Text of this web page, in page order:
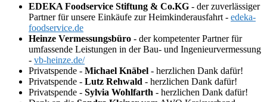
EDEKA Foodservice Stiftung & Co.KG - der zuverlässiger
Partner für unsere Einkäufe zur Heimkinderausfahrt - edeka-
foodservice.de
Heinze Vermessungsbüro - der kompetenter Partner für
umfassende Leistungen in der Bau- und Ingenieurvermessung
- vb-heinze.de/
Privatspende - Michael Knäbel - herzlichen Dank dafür!
Privatspende - Lutz Rehwald - herzlichen Dank dafür!
Privatspende - Sylvia Wohlfarth - herzlichen Dank dafür!